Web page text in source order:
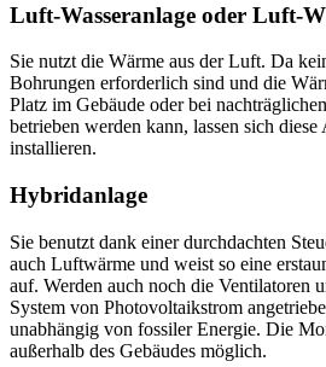
Luft-Wasseranlage oder Luft-
Sie nutzt die Wärme aus der Luft. Da
Bohrungen erforderlich sind und die
Platz im Gebäude oder bei
betrieben werden kann, lassen sich
installieren.
Hybridanlage
Sie benutzt dank einer durchdachten
auch Luftwärme und weist so eine
auf. Werden auch noch die Ventilatoren
System von Photovoltaikstrom
unabhängig von fossiler Energie. Die
außerhalb des Gebäudes möglich.